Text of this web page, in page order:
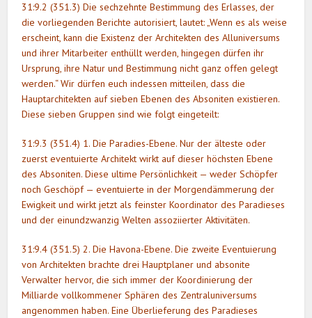
31:9.2 (351.3) Die sechzehnte Bestimmung des Erlasses, der
die vorliegenden Berichte autorisiert, lautet: „Wenn es als weise
erscheint, kann die Existenz der Architekten des Alluniversums
und ihrer Mitarbeiter enthüllt werden, hingegen dürfen ihr
Ursprung, ihre Natur und Bestimmung nicht ganz offen gelegt
werden.“ Wir dürfen euch indessen mitteilen, dass die
Hauptarchitekten auf sieben Ebenen des Absoniten existieren.
Diese sieben Gruppen sind wie folgt eingeteilt:
31:9.3 (351.4) 1. Die Paradies-Ebene. Nur der älteste oder
zuerst eventuierte Architekt wirkt auf dieser höchsten Ebene
des Absoniten. Diese ultime Persönlichkeit — weder Schöpfer
noch Geschöpf — eventuierte in der Morgendämmerung der
Ewigkeit und wirkt jetzt als feinster Koordinator des Paradieses
und der einundzwanzig Welten assoziierter Aktivitäten.
31:9.4 (351.5) 2. Die Havona-Ebene. Die zweite Eventuierung
von Architekten brachte drei Hauptplaner und absonite
Verwalter hervor, die sich immer der Koordinierung der
Milliarde vollkommener Sphären des Zentraluniversums
angenommen haben. Eine Überlieferung des Paradieses